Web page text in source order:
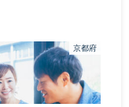
京都府